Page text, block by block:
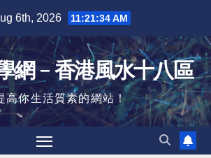
6th, 2026 11:21:34 AM
網﹣香港風水十八區
高你生活質素的網站！